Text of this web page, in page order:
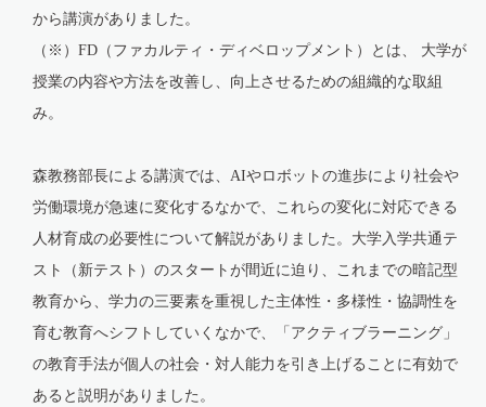
から講演がありました。
（※）FD（ファカルティ・ディベロップメント）とは、 大学が
授業の内容や方法を改善し、向上させるための組織的な取組
み。
森教務部長による講演では、 AIやロボットの進歩により社会や
労働環境が急速に変化するなかで、これらの変化に対応できる
人材育成の必要性について解説がありました。大学入学共通テ
スト（新テスト）のスタートが間近に迫り、これまでの暗記型
教育から、学力の三要素を重視した主体性・多様性・協調性を
育む教育へシフトしていくなかで、「アクティブラーニング」
の教育手法が個人の社会・対人能力を引き上げることに有効で
あると説明がありました。